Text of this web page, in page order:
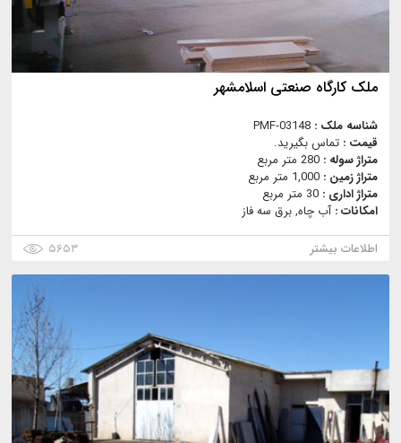
ملک کارگاه صنعتی اسلامشهر
شناسه ملک : PMF-03148
قیمت : تماس بگیرید.
متراژ سوله : 280 متر مربع
متراژ زمین : 1,000 متر مربع
متراژ اداری : 30 متر مربع
امکانات :آب چاه, برق سه فاز
اطلاعات بیشتر
۵۶۵۳